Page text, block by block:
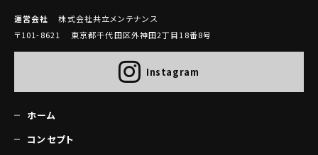
運営会社
株式会社共立メンテナンス
〒101-8621 東京都千代田区外神田2丁目18番8号
Instagram
ホーム
コンセプト